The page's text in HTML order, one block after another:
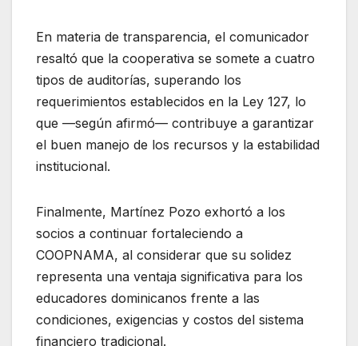
En materia de transparencia, el comunicador
resaltó que la cooperativa se somete a cuatro
tipos de auditorías, superando los
requerimientos establecidos en la Ley 127, lo
que —según afirmó— contribuye a garantizar
el buen manejo de los recursos y la estabilidad
institucional.
Finalmente, Martínez Pozo exhortó a los
socios a continuar fortaleciendo a
COOPNAMA, al considerar que su solidez
representa una ventaja significativa para los
educadores dominicanos frente a las
condiciones, exigencias y costos del sistema
financiero tradicional.